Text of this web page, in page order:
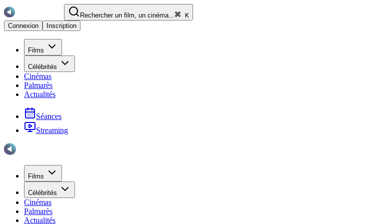
Rechercher un film, un cinéma...
K
Connexion
Inscription
Films
Célébrités
Cinémas
Palmarès
Actualités
Séances
Streaming
Films
Célébrités
Cinémas
Palmarès
Actualités